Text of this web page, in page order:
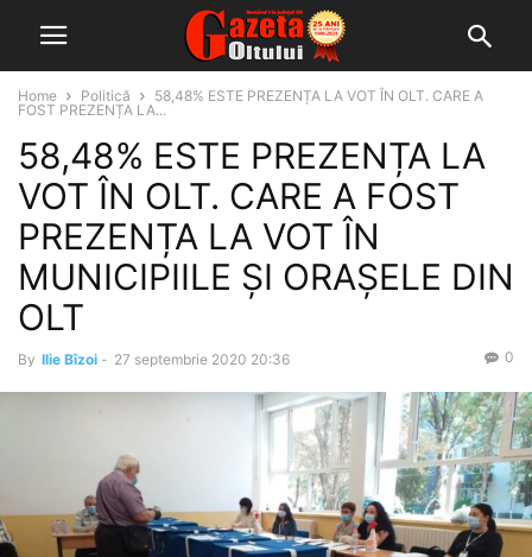
Home Politică
58,48% ESTE PREZENȚA LA VOT ÎN OLT. CARE A
FOST PREZENȚA LA...
58,48% ESTE PREZENȚA LA
VOT ÎN OLT. CARE A FOST
PREZENȚA LA VOT ÎN
MUNICIPIILE ȘI ORAȘELE DIN
OLT
By Ilie Bîzoi - 27 septembrie 2020 20:36 0